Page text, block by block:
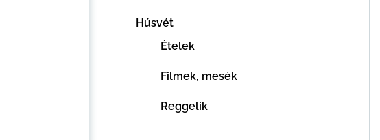
Húsvét
Ételek
Filmek, mesék
Reggelik